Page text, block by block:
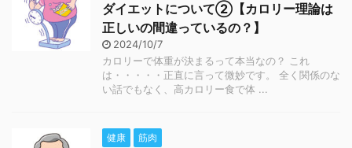
ダイエットについて②【カロリー理論は
正しいの間違っているの？】
2024/10/7
カロリーで体重が決まるって本当なの？ これ
は・・・・・正直に言って微妙です。 全く関係のな
い話でもなく、高カロリー食で体 ...
健康 筋肉